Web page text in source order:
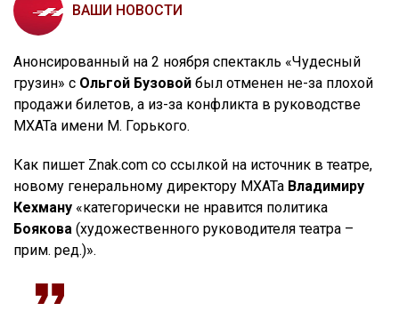
ВАШИ НОВОСТИ
Анонсированный на 2 ноября спектакль «Чудесный
грузин» с Ольгой Бузовой был отменен не-за плохой
продажи билетов, а из-за конфликта в руководстве
МХАТа имени М. Горького.
Как пишет Znak.com со ссылкой на источник в театре,
новому генеральному директору МХАТа Владимиру
Кехману «категорически не нравится политика
Боякова (художественного руководителя театра –
прим. ред.)».